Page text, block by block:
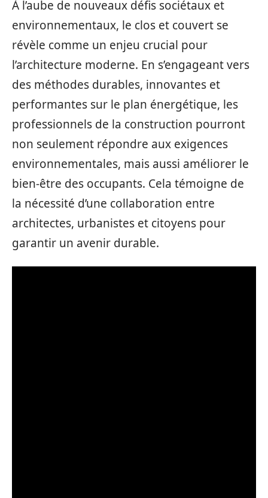
À l’aube de nouveaux défis sociétaux et
environnementaux, le clos et couvert se
révèle comme un enjeu crucial pour
l’architecture moderne. En s’engageant vers
des méthodes durables, innovantes et
performantes sur le plan énergétique, les
professionnels de la construction pourront
non seulement répondre aux exigences
environnementales, mais aussi améliorer le
bien-être des occupants. Cela témoigne de
la nécessité d’une collaboration entre
architectes, urbanistes et citoyens pour
garantir un avenir durable.